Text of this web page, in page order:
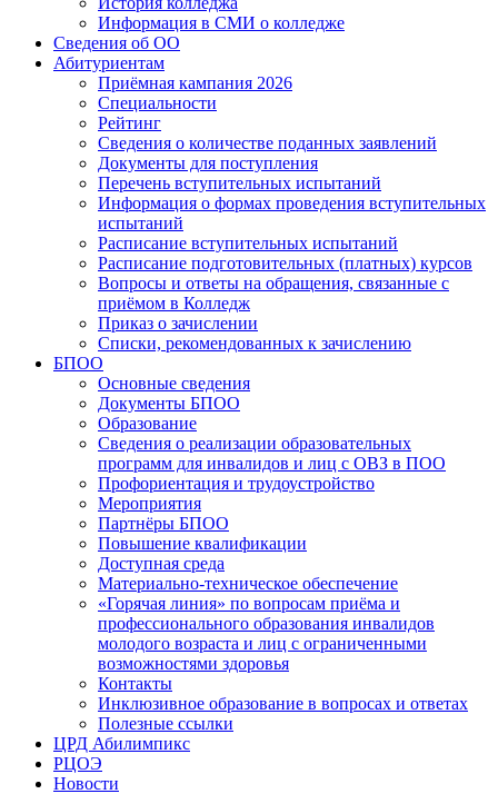
Информация в СМИ о колледже
Сведения об ОО
Абитуриентам
Приёмная кампания 2026
Специальности
Рейтинг
Сведения о количестве поданных заявлений
Документы для поступления
Перечень вступительных испытаний
Информация о формах проведения вступительных
испытаний
Расписание вступительных испытаний
Расписание подготовительных (платных) курсов
Вопросы и ответы на обращения, связанные с
приёмом в Колледж
Приказ о зачислении
Списки, рекомендованных к зачислению
БПОО
Основные сведения
Документы БПОО
Образование
Сведения о реализации образовательных
программ для инвалидов и лиц с ОВЗ в ПОО
Профориентация и трудоустройство
Мероприятия
Партнёры БПОО
Повышение квалификации
Доступная среда
Материально-техническое обеспечение
«Горячая линия» по вопросам приёма и
профессионального образования инвалидов
молодого возраста и лиц с ограниченными
возможностями здоровья
Контакты
Инклюзивное образование в вопросах и ответах
Полезные ссылки
ЦРД Абилимпикс
РЦОЭ
Новости